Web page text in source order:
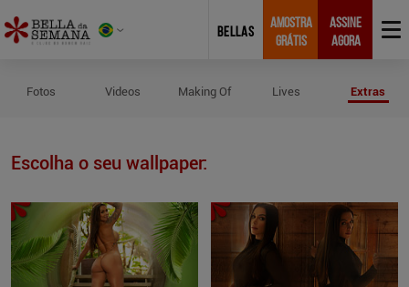
BELLAS
AMOSTRA
GRÁTIS
ASSINE
AGORA
Fotos Videos Making Of Lives Extras
Escolha o seu wallpaper: